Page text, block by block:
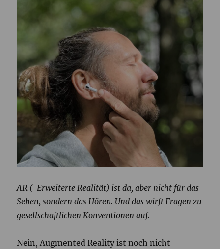
AR (=Erweiterte Realität) ist da, aber nicht für das
Sehen, sondern das Hören. Und das wirft Fragen zu
gesellschaftlichen Konventionen auf.
Nein, Augmented Reality ist noch nicht